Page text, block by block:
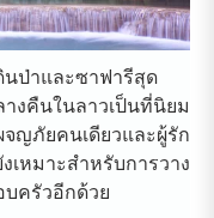
นป่าและซาฟารีสุด
างคืนในลาวเป็นที่นิยม
ยคนเดียวและผู้รัก
หมาะสำหรับการวาง
ครัวอีกด้วย